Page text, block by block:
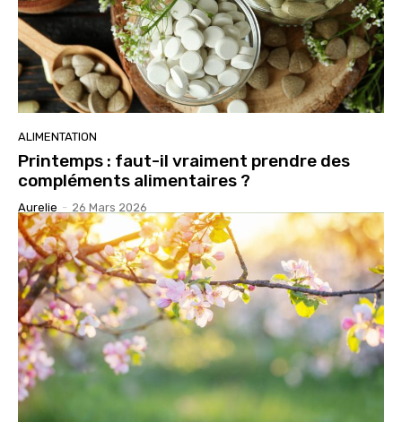
ALIMENTATION
Printemps : faut-il vraiment prendre des
compléments alimentaires ?
Aurelie - 26 Mars 2026